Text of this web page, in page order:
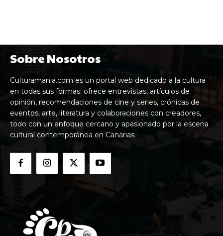
Sobre Nosotros
Culturamania.com es un portal web dedicado a la cultura
en todas sus formas: ofrece entrevistas, artículos de
opinión, recomendaciones de cine y series, crónicas de
eventos, arte, literatura y colaboraciones con creadores,
todo con un enfoque cercano y apasionado por la escena
cultural contemporánea en Canarias.